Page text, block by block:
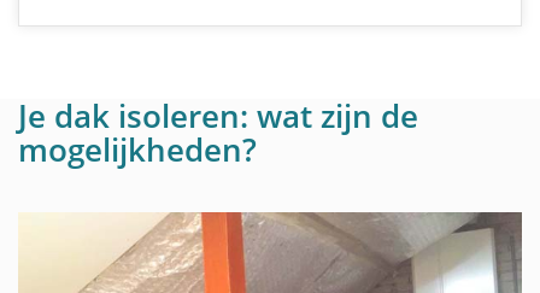
Je dak isoleren: wat zijn de
mogelijkheden?